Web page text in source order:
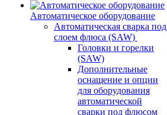
Автоматическое оборудование
Автоматическая сварка под
слоем флюса (SAW)
Головки и горелки
(SAW)
Дополнительные
оснащение и опции
для оборудования
автоматической
сварки под флюсом